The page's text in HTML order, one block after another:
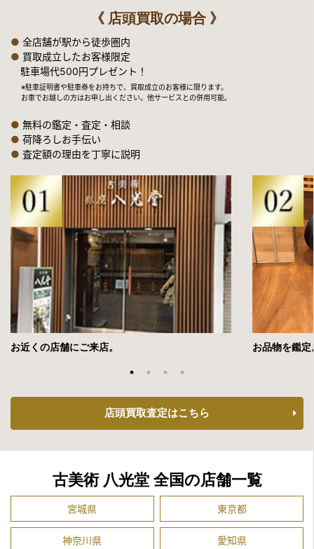
《 店頭買取の場合 》
● 全店舗が駅から徒歩圏内
● 買取成立したお客様限定
駐車場代500円プレゼント！
※駐車証明書や駐車券をお持ちで、買取成立のお客様に限ります。
お車でお越しの方はお申し出ください。他サービスとの併用可能。
● 無料の鑑定・査定・相談
● 荷降ろしお手伝い
● 査定額の理由を丁寧に説明
お近くの店舗にご来店。 お品物を鑑定
店頭買取査定はこちら
古美術 八光堂 全国の店舗一覧
宮城県 東京都
神奈川県 愛知県